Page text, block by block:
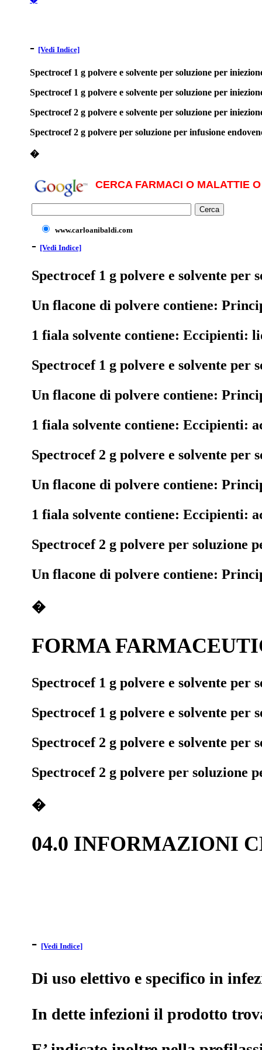
- [Vedi Indice]
Spectrocef 1 g polvere e solvente per soluzione per
Spectrocef 1 g polvere e solvente per soluzione per
Spectrocef 2 g polvere e solvente per soluzione per
Spectrocef 2 g polvere per soluzione per infusione
�
CERCA FARMACI O MALATTIE
www.carloanibaldi.com
- [Vedi Indice]
Spectrocef 1 g polvere e solvente
Un flacone di polvere contiene:
1 fiala solvente contiene: Eccipienti:
Spectrocef 1 g polvere e solvente per
Un flacone di polvere contiene:
1 fiala solvente contiene: Eccipienti:
Spectrocef 2 g polvere e solvente per
Un flacone di polvere contiene:
1 fiala solvente contiene: Eccipienti:
Spectrocef 2 g polvere per soluzione
Un flacone di polvere contiene:
�
FORMA
Spectrocef 1 g polvere e solvente
Spectrocef 1 g polvere e solvente per
Spectrocef 2 g polvere e solvente per
Spectrocef 2 g polvere per soluzione
�
04.0 INFORMAZIONI
- [Vedi Indice]
Di uso elettivo e specifico in
In dette infezioni il prodotto